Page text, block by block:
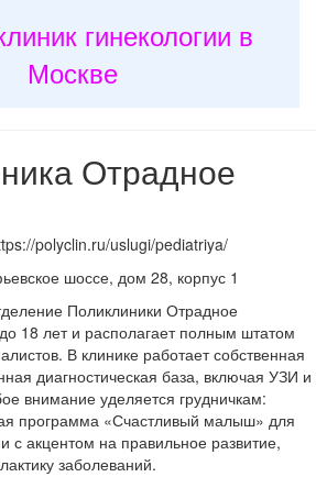
гинекологии в
Москве
Отрадное
polyclin.ru/uslugi/pediatriya/
шоссе, дом 28, корпус 1
Поликлиники Отрадное
18 лет и располагает полным штатом
В клинике работает собственная
диагностическая база, включая УЗИ и
внимание уделяется грудничкам:
программа «Счастливый малыш» для
с акцентом на правильное развитие,
заболеваний.